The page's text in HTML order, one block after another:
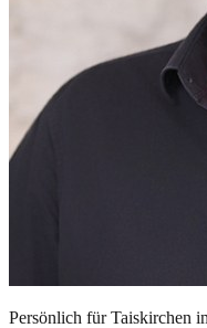
Persönlich fürTaiskirchen